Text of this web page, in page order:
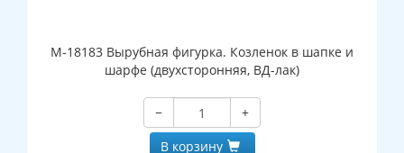
М-18183 Вырубная фигурка. Козленок в шапке и
шарфе (двухсторонняя, ВД-лак)
−
+
В корзину